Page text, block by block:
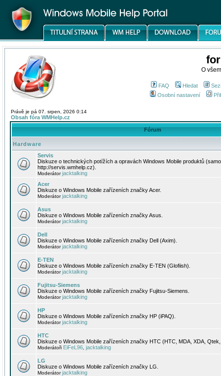
O
FAQ Hledat
Osobní nastavení
Právě je pá 07. srpen, 2026 0:14
Obsah fóra WMHelp.cz
Fórum
Hardware
Servis
Diskuze o technických potížích a opravách Windows Mobile produktů
http://servis.wmhelp.cz).
Moderátorjacktalking
Acer
Diskuze o Windows Mobile zařízeních značky Acer.
Moderátorjacktalking
Asus
Diskuze o Windows Mobile zařízeních značky Asus.
Moderátorjacktalking
Dell
Diskuze o Windows Mobile zařízeních značky Dell (Axim).
Moderátorjacktalking
E-TEN
Diskuze o Windows Mobile zařízeních značky E-TEN (Glofiish).
Moderátorjacktalking
Fujitsu-Siemens
Diskuze o Windows Mobile zařízeních značky Fujitsu-Siemens.
Moderátorjacktalking
HP
Diskuze o Windows Mobile zařízeních značky HP (iPAQ).
Moderátorjacktalking
HTC
Diskuze o Windows Mobile zařízeních značky HTC (HTC, MDA, XDA,
Moderátoři EiFeL96 jacktalking
LG
Diskuze o Windows Mobile zařízeních značky LG.
Moderátorjacktalking